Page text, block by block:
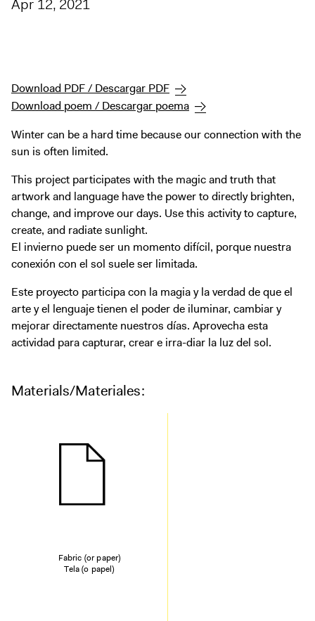
Digital Guide
Support the ICA
Open Today 10 AM – 5 PM
Store
Tickets
Apr 12, 2021
Download PDF / Descargar PDF
Download poem / Descargar poema
Winter can be a hard time because our connection with the
sun is often limited.
This project participates with the magic and truth that
artwork and language have the power to directly brighten,
change, and improve our days. Use this activity to capture,
create, and radiate sunlight.
El invierno puede ser un momento difícil, porque nuestra
conexión con el sol suele ser limitada.
Este proyecto participa con la magia y la verdad de que el
arte y el lenguaje tienen el poder de iluminar, cambiar y
mejorar directamente nuestros días. Aprovecha esta
actividad para capturar, crear e irra-diar la luz del sol.
Materials/Materiales:
Fabric (or paper)
Tela (o papel)